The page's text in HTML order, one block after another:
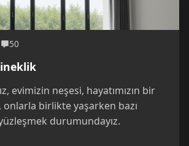
50
evimizin neşesi, hayatımızın bir
onlarla birlikte yaşarken bazı
durumundayız.